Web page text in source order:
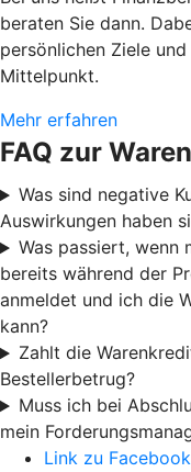
beraten Sie dann.
persönlichen Ziele
Mittelpunkt.
Mehr erfahren
FAQ zur
Was sind negative
Auswirkungen haben
Was passiert, wenn
bereits während der
anmeldet und ich die
kann?
Zahlt die
Bestellerbetrug?
Muss ich bei
mein
Link zu